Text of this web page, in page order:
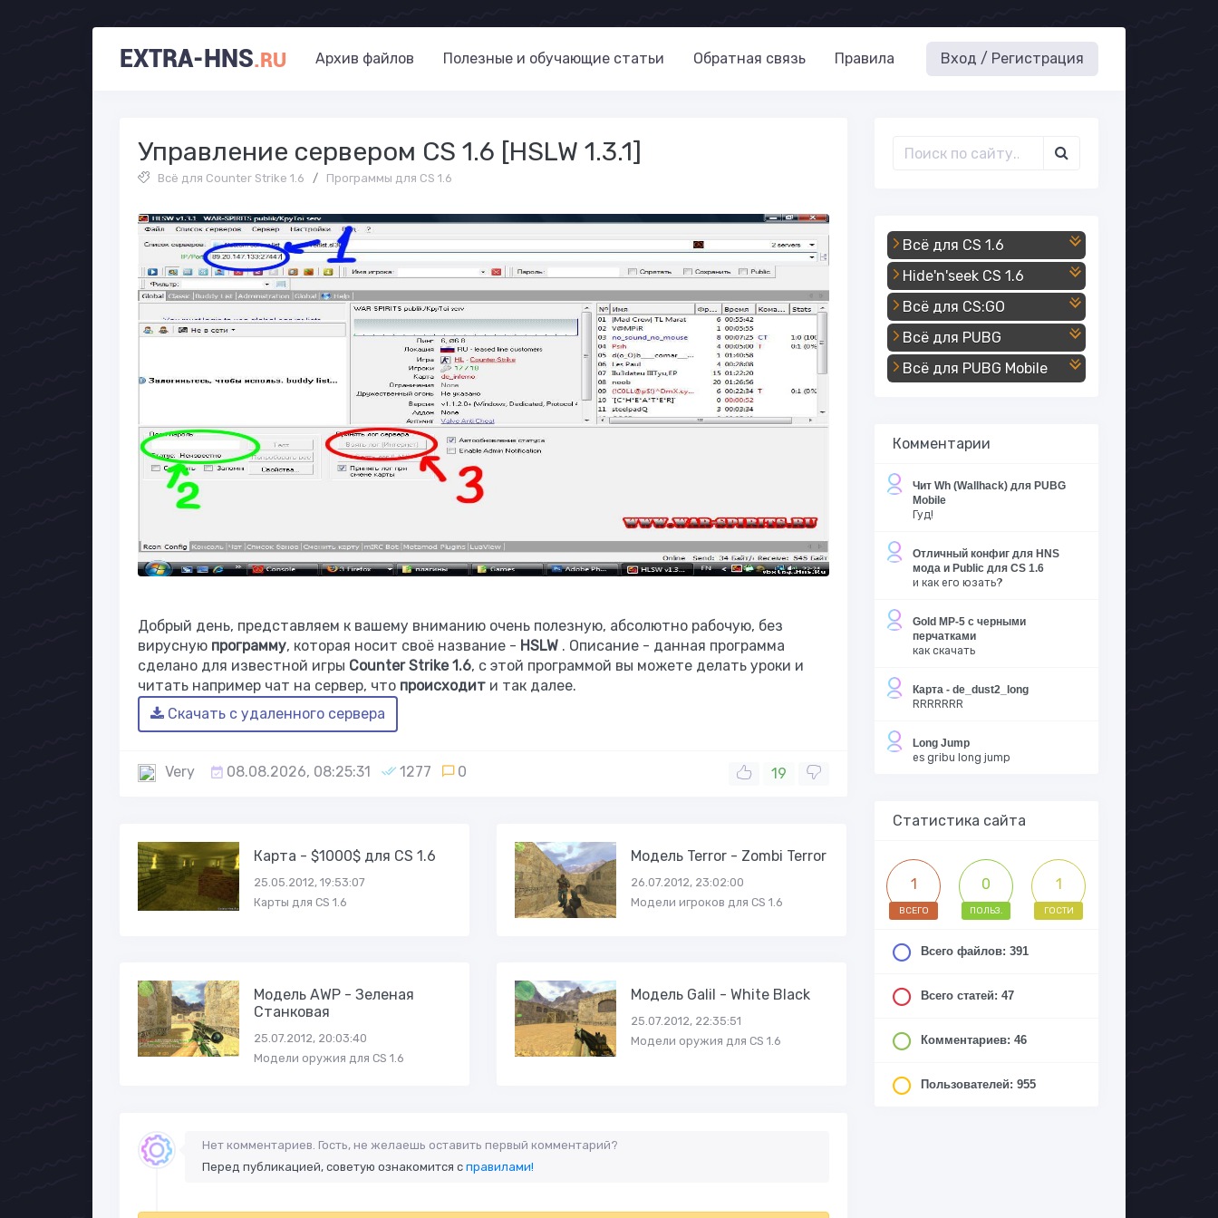
EXTRA-HNS.RU Архив файлов Полезные и обучающие статьи Обратная связь Правила Вход / Регистрация
Управление сервером CS 1.6 [HSLW 1.3.1]
Всё для Counter Strike 1.6 / Программы для CS 1.6
Добрый день, представляем к вашему вниманию очень полезную, абсолютно рабочую, без
вирусную программу, которая носит своё название - НSLW . Описание - данная программа
сделано для известной игры Сounter Strike 1.6, с этой программой вы можете делать уроки и
читать например чат на сервер, что происходит и так далее.
Скачать с удаленного сервера
Very 08.08.2026, 08:25:31 1277 0 19
Карта - $1000$ для CS 1.6
25.05.2012, 19:53:07
Карты для CS 1.6
Модель Terror - Zombi Terror
26.07.2012, 23:02:00
Модели игроков для CS 1.6
Модель AWP - Зеленая
Станковая
25.07.2012, 20:03:40
Модели оружия для CS 1.6
Модель Galil - White Black
25.07.2012, 22:35:51
Модели оружия для CS 1.6
Нет комментариев. Гость, не желаешь оставить первый комментарий?
Перед публикацией, советую ознакомится справилами!
Всё для CS 1.6
Hide'n'seek CS 1.6
Всё для CS:GO
Всё для PUBG
Всё для PUBG Mobile
Комментарии
Чит Wh (Wallhack) для PUBG
Mobile
Гуд!
Отличный конфиг для HNS
мода и Public для CS 1.6
и как его юзать?
Gold MP-5 с черными
перчатками
как скачать
Карта - de_dust2_long
RRRRRRR
Long Jump
es gribu long jump
Статистика сайта
1
ВСЕГО
0
ПОЛЬЗ.
1
ГОСТИ
Всего файлов: 391
Всего статей: 47
Комментариев: 46
Пользователей: 955